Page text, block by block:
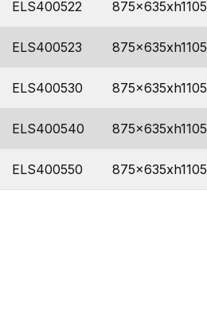
ELS400522 875x635xh1105
ELS400523 875x635xh1105
ELS400530 875x635xh1105
ELS400540 875x635xh1105
ELS400550 875x635xh1105